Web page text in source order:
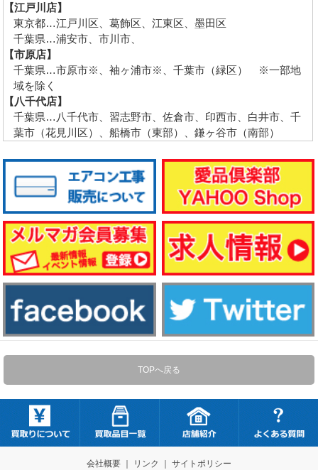
【江戸川店】
東京都…江戸川区、葛飾区、江東区、墨田区
千葉県…浦安市、市川市、
【市原店】
千葉県…市原市※、袖ヶ浦市※、千葉市（緑区） ※一部地
域を除く
【八千代店】
千葉県…八千代市、習志野市、佐倉市、印西市、白井市、千
葉市（花見川区）、船橋市（東部）、鎌ヶ谷市（南部）
TOPへ戻る
会社概要｜ リンク サイトポリシー